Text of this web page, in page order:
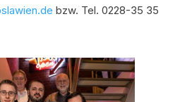
bzw. Tel. 0228-35 35